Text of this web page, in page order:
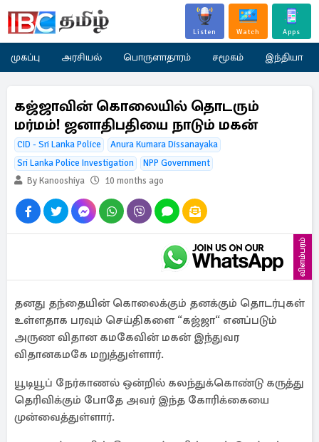
Listen Watch Apps
முகப்பு அரசியல் பொருளாதாரம் சமூகம் இந்தியா
கஜ்ஜாவின் கொலையில் தொடரும்
மர்மம்! ஜனாதிபதியை நாடும் மகன்
CID - Sri Lanka Police
Anura Kumara Dissanayaka
Sri Lanka Police Investigation
NPP Government
By Kanooshiya
10 months ago
விளம்பரம்
தனது தந்தையின் கொலைக்கும் தனக்கும் தொடர்புகள்
உள்ளதாக பரவும் செய்திகளை “கஜ்ஜா“ எனப்படும்
அருண விதான கமகேவின் மகன் இந்துவர
விதானகமகே மறுத்துள்ளார்.
யூடியூப் நேர்காணல் ஒன்றில் கலந்துக்கொண்டு கருத்து
தெரிவிக்கும் போதே அவர் இந்த கோரிக்கையை
முன்வைத்துள்ளார்.